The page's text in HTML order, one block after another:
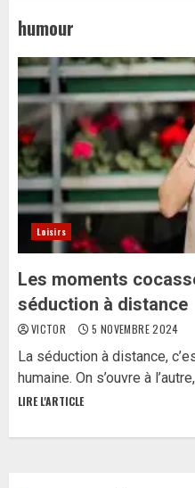
humour
Loisirs
Les moments
séduction à distance
VICTOR 5 NOVEMBRE 2024
La séduction à distance,
humaine. On s’ouvre à
LIRE L'ARTICLE